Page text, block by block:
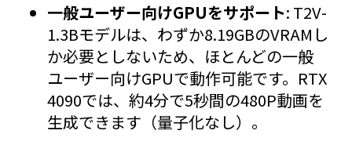
一般ユーザー向けGPUをサポート: T2V-
1.3Bモデルは、わずか8.19GBのVRAMし
か必要としないため、ほとんどの一般
ユーザー向けGPUで動作可能です。RTX
4090では、約4分で5秒間の480P動画を
生成できます（量子化なし）。